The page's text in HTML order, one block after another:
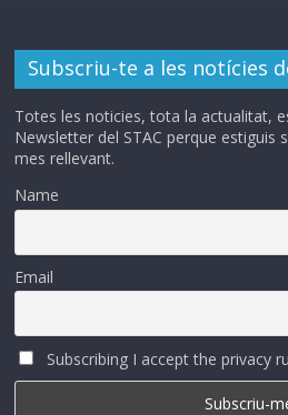
Subscriu-te a les notícies
Totes les noticies, tota la actualitat,
Newsletter del STAC perque
mes rellevant.
Name
Email
Subscribing I accept the privacy